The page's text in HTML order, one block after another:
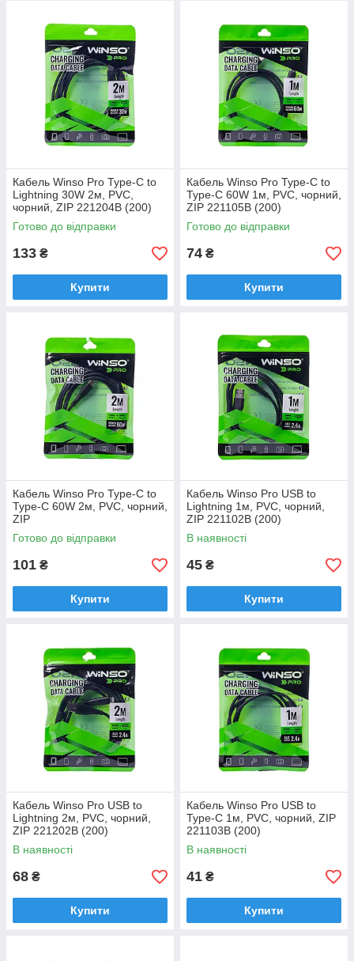
Кабель Winso Pro Type-C to
Lightning 30W 2м, PVC,
чорний, ZIP 221204B (200)
Готово до відправки
133 ₴
Купити
Кабель Winso Pro Type-C to
Type-C 60W 1м, PVC, чорний,
ZIP 221105B (200)
Готово до відправки
74 ₴
Купити
Кабель Winso Pro Type-C to
Type-C 60W 2м, PVC, чорний,
ZIP
Готово до відправки
101 ₴
Купити
Кабель Winso Pro USB to
Lightning 1м, PVC, чорний,
ZIP 221102B (200)
В наявності
45 ₴
Купити
Кабель Winso Pro USB to
Lightning 2м, PVC, чорний,
ZIP 221202B (200)
В наявності
68 ₴
Купити
Кабель Winso Pro USB to
Type-C 1м, PVC, чорний, ZIP
221103B (200)
В наявності
41 ₴
Купити